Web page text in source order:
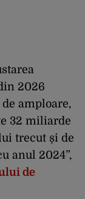
2026
amploare,
32 miliarde
trecut și de
anul 2024”,
de